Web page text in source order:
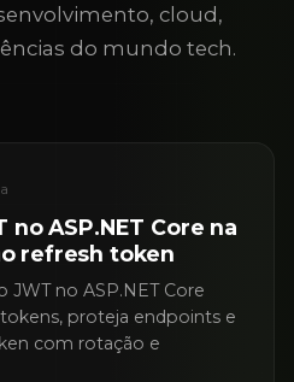
cloud,
do mundo tech.
ASP.NET Core na
refresh token
JWT no ASP.NET Core
tokens, proteja endpoints e
com rotação e